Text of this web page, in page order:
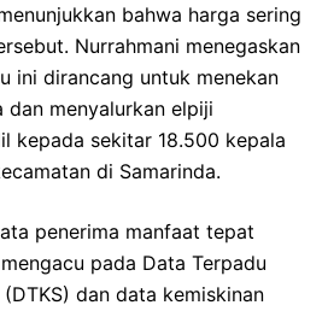
bahwa harga sering
Nurrahmani menegaskan
ini dirancang untuk menekan
dan menyalurkan elpiji
kepada sekitar 18.500 kepala
di Samarinda.
penerima manfaat tepat
pada Data Terpadu
dan data kemiskinan